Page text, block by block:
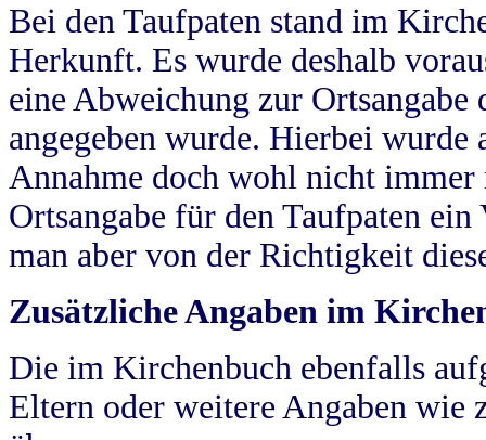
Bei den Taufpaten stand im
Herkunft. Es wurde deshalb
eine Abweichung zur
angegeben wurde. Hierbei wurde
Annahme doch wohl nicht
Ortsangabe für den Taufpaten
man aber von der Richtigkeit
Zusätzliche Angaben im
Die im Kirchenbuch ebenfalls
Eltern oder weitere Angaben wie